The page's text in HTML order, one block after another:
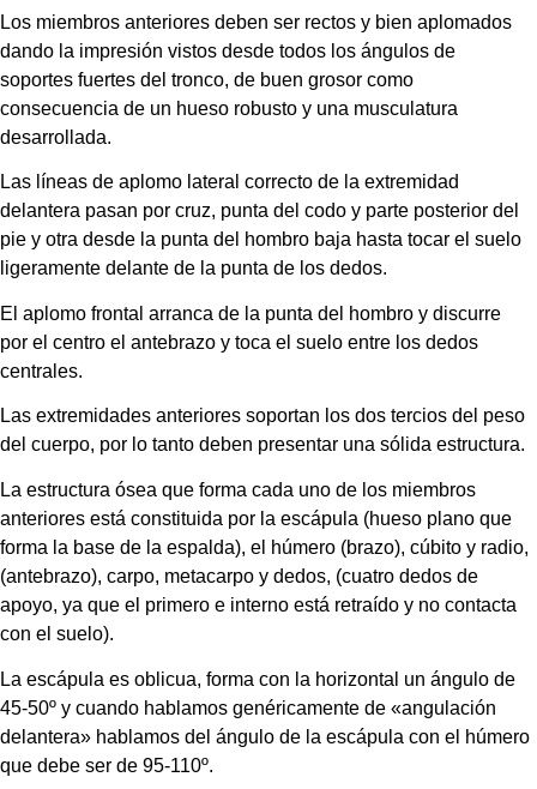
Los miembros anteriores deben ser rectos y bien aplomados
dando la impresión vistos desde todos los ángulos de
soportes fuertes del tronco, de buen grosor como
consecuencia de un hueso robusto y una musculatura
desarrollada.
Las líneas de aplomo lateral correcto de la extremidad
delantera pasan por cruz, punta del codo y parte posterior del
pie y otra desde la punta del hombro baja hasta tocar el suelo
ligeramente delante de la punta de los dedos.
El aplomo frontal arranca de la punta del hombro y discurre
por el centro el antebrazo y toca el suelo entre los dedos
centrales.
Las extremidades anteriores soportan los dos tercios del peso
del cuerpo, por lo tanto deben presentar una sólida estructura.
La estructura ósea que forma cada uno de los miembros
anteriores está constituida por la escápula (hueso plano que
forma la base de la espalda), el húmero (brazo), cúbito y radio,
(antebrazo), carpo, metacarpo y dedos, (cuatro dedos de
apoyo, ya que el primero e interno está retraído y no contacta
con el suelo).
La escápula es oblicua, forma con la horizontal un ángulo de
45-50º y cuando hablamos genéricamente de «angulación
delantera» hablamos del ángulo de la escápula con el húmero
que debe ser de 95-110º.